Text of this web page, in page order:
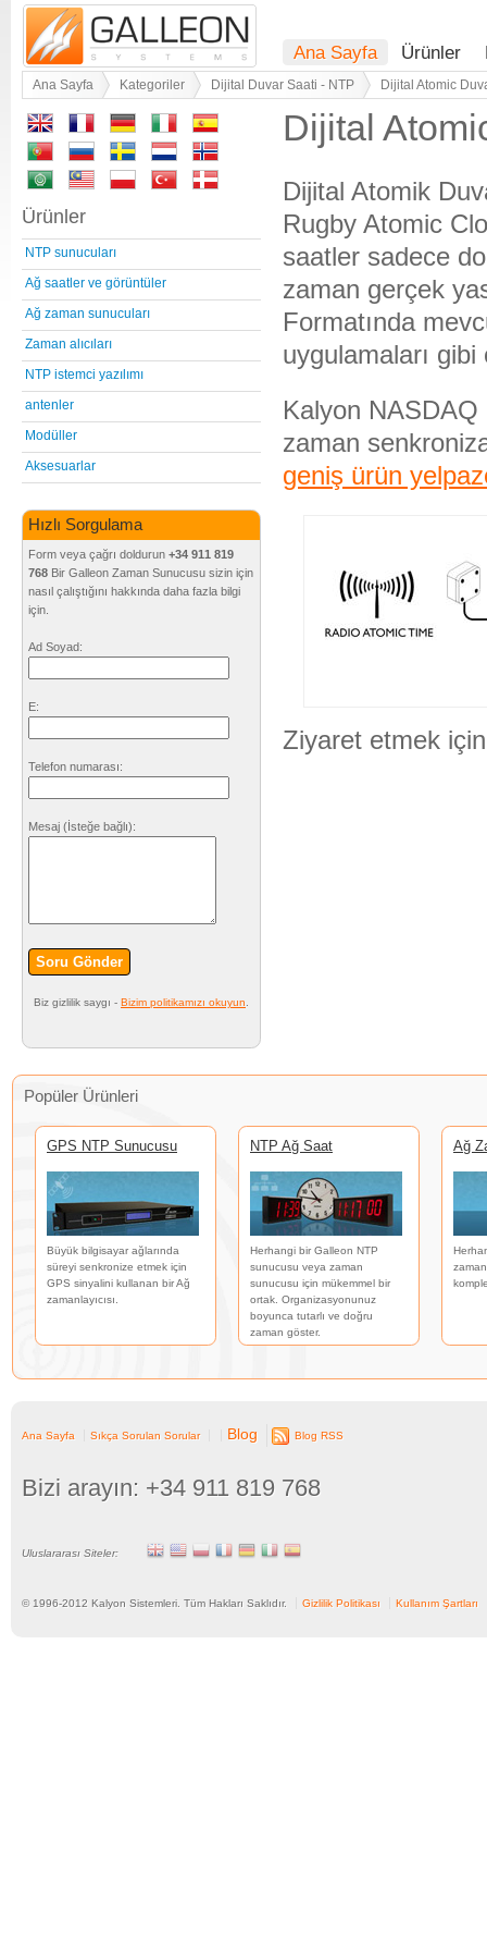
Ana Sayfa Ürünler
Ana Sayfa Kategoriler Dijital Duvar Saati - NTP Dijital Atomic
Dijital
Dijital Atomik
Rugby Atomic
saatler sadece
zaman gerçek
Formatında
uygulamaları gibi
Kalyon NASDAQ
zaman
geniş ürün
Ziyaret etmek için
Ürünler
NTP sunucuları
Ağ saatler ve görüntüler
Ağ zaman sunucuları
Zaman alıcıları
NTP istemci yazılımı
antenler
Modüller
Aksesuarlar
Hızlı Sorgulama
Form veya çağrı doldurun +34 911 819
768 Bir Galleon Zaman Sunucusu sizin için
nasıl çalıştığını hakkında daha fazla bilgi
için.
Ad Soyad:
E:
Telefon numarası:
Mesaj (İsteğe bağlı):
Soru Gönder
Biz gizlilik saygı - Bizim politikamızı okuyun.
Popüler Ürünleri
GPS NTP Sunucusu
Büyük bilgisayar ağlarında
süreyi senkronize etmek için
GPS sinyalini kullanan bir Ağ
zamanlayıcısı.
NTP Ağ Saat
Herhangi bir Galleon NTP
sunucusu veya zaman
sunucusu için mükemmel bir
ortak. Organizasyonunuz
boyunca tutarlı ve doğru
zaman göster.
Ağ
Ana Sayfa Sıkça Sorulan Sorular Blog Blog RSS
Bizi arayın: +34 911 819 768
Uluslararası Siteler:
© 1996-2012 Kalyon Sistemleri. Tüm Hakları Saklıdır. Gizlilik Politikası Kullanım Şartları